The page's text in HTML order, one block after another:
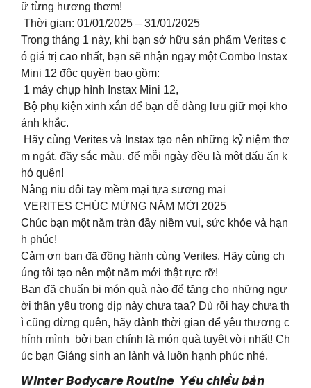
ữ từng hương thơm!
Thời gian: 01/01/2025 – 31/01/2025
Trong tháng 1 này, khi bạn sở hữu sản phẩm Verites c
ó giá trị cao nhất, bạn sẽ nhận ngay một Combo Instax
Mini 12 độc quyền bao gồm:
1 máy chụp hình Instax Mini 12,
Bộ phụ kiện xinh xắn để bạn dễ dàng lưu giữ mọi kho
ảnh khắc.
Hãy cùng Verites và Instax tạo nên những kỷ niệm thơ
m ngát, đầy sắc màu, để mỗi ngày đều là một dấu ấn k
hó quên!
Nâng niu đôi tay mềm mại tựa sương mai
VERITES CHÚC MỪNG NĂM MỚI 2025
Chúc bạn một năm tràn đầy niềm vui, sức khỏe và hạn
h phúc!
Cảm ơn bạn đã đồng hành cùng Verites. Hãy cùng ch
úng tôi tạo nên một năm mới thật rực rỡ!
Bạn đã chuẩn bị món quà nào để tặng cho những ngư
ời thân yêu trong dịp này chưa taa? Dù rồi hay chưa th
ì cũng đừng quên, hãy dành thời gian để yêu thương c
hính mình bởi bạn chính là món quà tuyệt vời nhất! Ch
úc bạn Giáng sinh an lành và luôn hạnh phúc nhé.
𝙒𝙞𝙣𝙩𝙚𝙧 𝘽𝙤𝙙𝙮𝙘𝙖𝙧𝙚 𝙍𝙤𝙪𝙩𝙞𝙣𝙚 𝙔𝙚̂𝙪 𝙘𝙝𝙞𝙚̂̀𝙪 𝙗𝙖̉𝙣